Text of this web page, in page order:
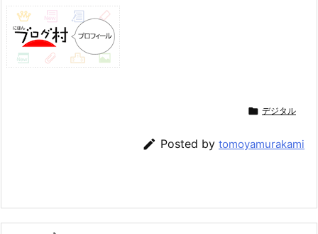
 デジタル
 Posted by tomoyamurakami